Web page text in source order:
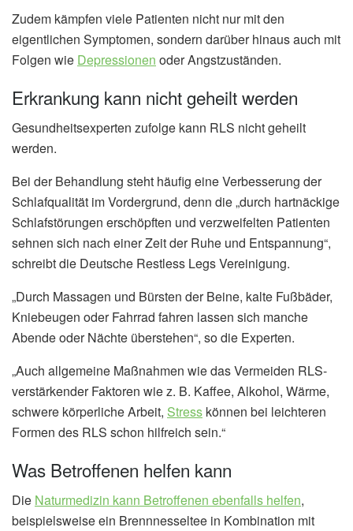
Zudem kämpfen viele Patienten nicht nur mit den
eigentlichen Symptomen, sondern darüber hinaus auch mit
Folgen wie Depressionen oder Angstzuständen.
Erkrankung kann nicht geheilt werden
Gesundheitsexperten zufolge kann RLS nicht geheilt
werden.
Bei der Behandlung steht häufig eine Verbesserung der
Schlafqualität im Vordergrund, denn die „durch hartnäckige
Schlafstörungen erschöpften und verzweifelten Patienten
sehnen sich nach einer Zeit der Ruhe und Entspannung“,
schreibt die Deutsche Restless Legs Vereinigung.
„Durch Massagen und Bürsten der Beine, kalte Fußbäder,
Kniebeugen oder Fahrrad fahren lassen sich manche
Abende oder Nächte überstehen“, so die Experten.
„Auch allgemeine Maßnahmen wie das Vermeiden RLS-
verstärkender Faktoren wie z. B. Kaffee, Alkohol, Wärme,
schwere körperliche Arbeit, Stress können bei leichteren
Formen des RLS schon hilfreich sein.“
Was Betroffenen helfen kann
Die Naturmedizin kann Betroffenen ebenfalls helfen,
beispielsweise ein Brennnesseltee in Kombination mit